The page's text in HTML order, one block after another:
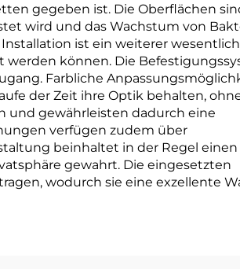
gegeben ist. Die Oberflächen
wird und das Wachstum von
ist ein weiterer
können. Die
Farbliche
der Zeit ihre Optik behalten,
und gewährleisten dadurch eine
verfügen zudem über
beinhaltet in der Regel einen
gewahrt. Die eingesetzten
wodurch sie eine exzellente